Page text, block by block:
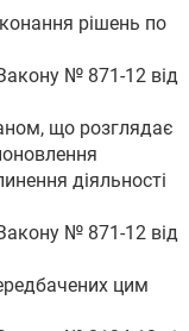
рішень по
№ 871-12 від
що розглядає
діяльності
№ 871-12 від
цим